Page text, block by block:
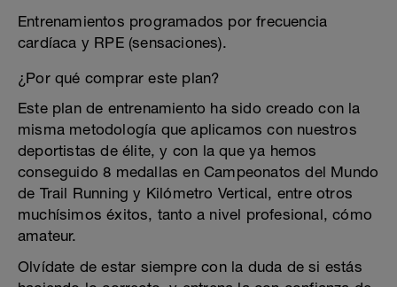
Entrenamientos programados por frecuencia
cardíaca y RPE (sensaciones).
¿Por qué comprar este plan?
Este plan de entrenamiento ha sido creado con la
misma metodología que aplicamos con nuestros
deportistas de élite, y con la que ya hemos
conseguido 8 medallas en Campeonatos del Mundo
de Trail Running y Kilómetro Vertical, entre otros
muchísimos éxitos, tanto a nivel profesional, cómo
amateur.
Olvídate de estar siempre con la duda de si estás